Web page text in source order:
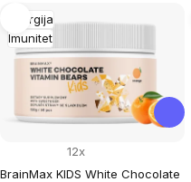
Energija
Imunitet
BrainMax KIDS White Chocolate
12x